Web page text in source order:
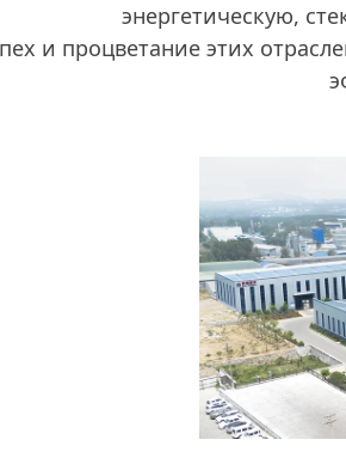
энергетическую,
и процветание этих